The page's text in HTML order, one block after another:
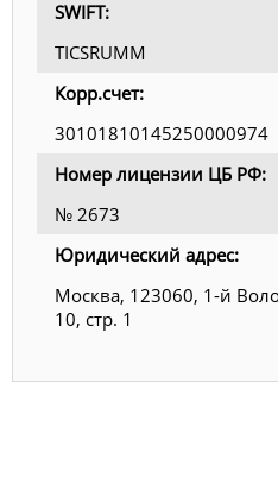
SWIFT:
TICSRUMM
Корр.счет:
30101810145250000974
Номер лицензии ЦБ РФ:
№ 2673
Юридический адрес:
Москва, 123060, 1-й
10, стр. 1